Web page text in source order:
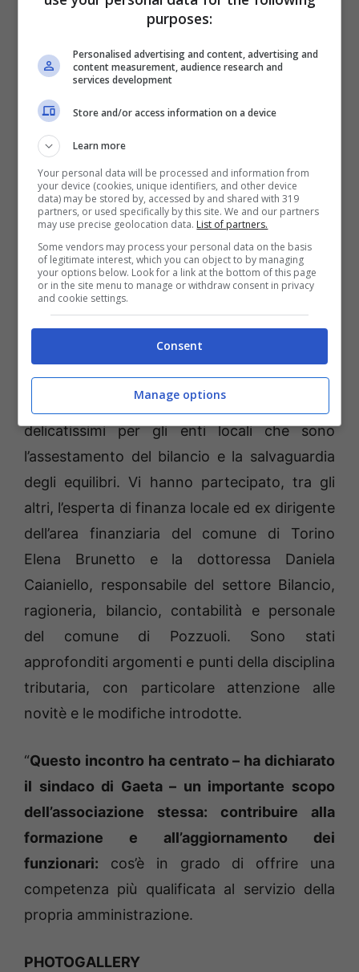
rendiconto esercizio finanziario 2023. La
diffida del Prefetto di Latina Maurizio Falco
ha imposto un termine di venti giorni che
scade il 2 giugno 2024 ma prende corpo che
il comune di Gaeta,
approvato (o almeno) il rendiconto in
Giunta), possa chiedere una deroga e
addirittura licenziare il rendiconto oltre il
termine contenuto nella diffida prefettizia.
Intanto il sindaco Leccese giovedì mattina,
accompagnato dalla dirigente del settore
finanziario del comune di Gaeta, Maria
Veronica, ha partecipato, presso l’hotel
Mirasole International, al convegno Nazionale
promosso dall’Anutel (associazione Nazionale
Uffici Tributi Enti Locali) su questioni
delicatissimi per gli enti locali che sono
l’assestamento del bilancio e la salvaguardia
degli equilibri. Vi hanno partecipato, tra gli
altri, l’esperta di finanza locale ed ex dirigente
dell’area finanziaria del comune di Torino
Elena Brunetto e la dottoressa Daniela
Caianiello, responsabile del settore Bilancio,
ragioneria, bilancio, contabilità e personale
del comune di Pozzuoli. Sono stati
approfonditi argomenti e punti della disciplina
tributaria, con particolare attenzione alle
novitè e le modifiche introdotte.
“Questo incontro ha centrato – ha dichiarato
il sindaco di Gaeta – un importante scopo
dell’associazione stessa: contribuire alla
formazione e all’aggiornamento dei
funzionari: cos’è in grado di offrire una
competenza più qualificata al servizio della
propria amministrazione.
PHOTOGALLERY
purposes:
Personalised advertising and content, advertising and
content measurement, audience research and
services development
Store and/or access information on a device
Learn more
Your personal data will be processed and information from
your device (cookies, unique identifiers, and other device
data) may be stored by, accessed by and shared with 319
partners, or used specifically by this site. We and our partners
may use precise geolocation data. List of partners.
Some vendors may process your personal data on the basis
of legitimate interest, which you can object to by managing
your options below. Look for a link at the bottom of this page
or in the site menu to manage or withdraw consent in privacy
and cookie settings.
Consent
Manage options